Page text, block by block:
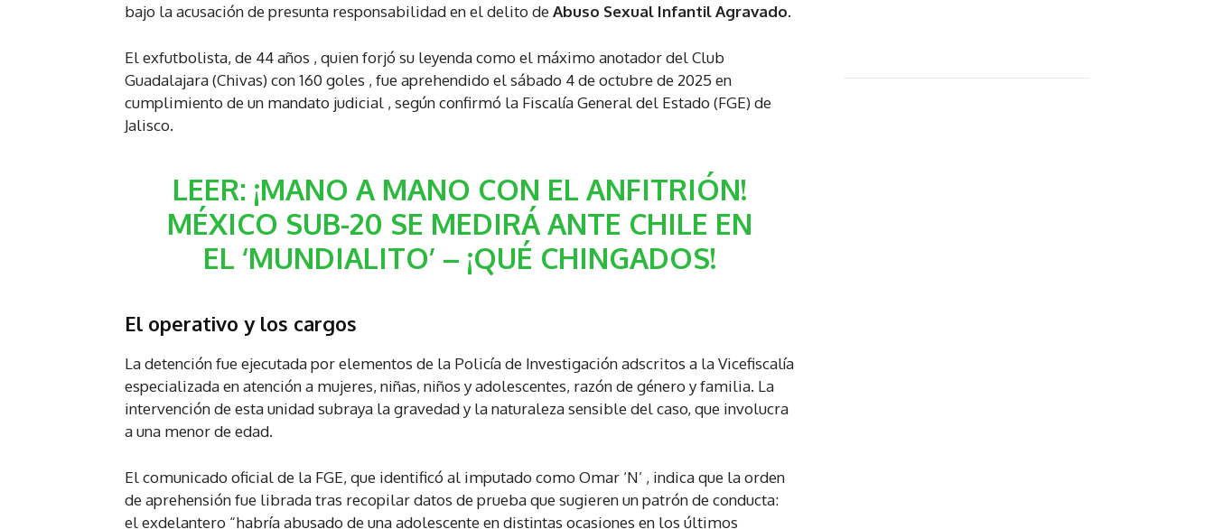
bajo la acusación de presunta responsabilidad en el delito deAbuso Sexual Infantil Agravado.
El exfutbolista, de 44 años , quien forjó su leyenda como el máximo anotador del Club
Guadalajara (Chivas) con 160 goles , fue aprehendido el sábado 4 de octubre de 2025 en
cumplimiento de un mandato judicial , según confirmó la Fiscalía General del Estado (FGE) de
Jalisco.
LEER: ¡MANO A MANO CON EL ANFITRIÓN!
MÉXICO SUB-20 SE MEDIRÁ ANTE CHILE EN
EL ‘MUNDIALITO’ – ¡QUÉ CHINGADOS!
El operativo y los cargos
La detención fue ejecutada por elementos de la Policía de Investigación adscritos a la Vicefiscalía
especializada en atención a mujeres, niñas, niños y adolescentes, razón de género y familia. La
intervención de esta unidad subraya la gravedad y la naturaleza sensible del caso, que involucra
a una menor de edad.
El comunicado oficial de la FGE, que identificó al imputado como Omar ‘N’ , indica que la orden
de aprehensión fue librada tras recopilar datos de prueba que sugieren un patrón de conducta:
el exdelantero “habría abusado de una adolescente en distintas ocasiones en los últimos